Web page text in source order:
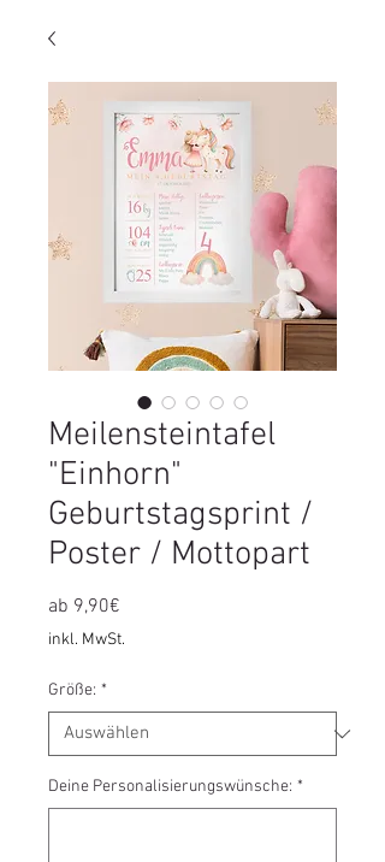
Meilensteintafel
"Einhorn"
Geburtstagsprint /
Poster / Mottopart
ab 9,90€
Preis
inkl. MwSt.
Größe: *
Deine Personalisierungswünsche: *